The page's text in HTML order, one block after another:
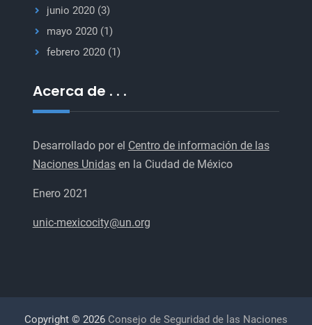
junio 2020(3)
mayo 2020(1)
febrero 2020(1)
Acerca de . . .
Desarrollado por el Centro de información de las
Naciones Unidasen la Ciudad de México
Enero 2021
unic-mexicocity@un.org
Copyright © 2026 Consejo de Seguridad de las Naciones